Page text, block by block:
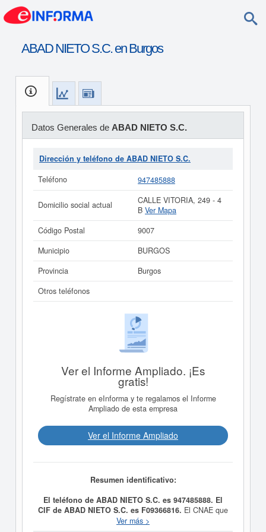
ABAD NIETO S.C. en Burgos
Datos Generales de ABAD NIETO S.C.
Dirección y teléfono de ABAD NIETO S.C.
Teléfono
947485888
Domicilio social actual
CALLE VITORIA, 249 - 4
B Ver Mapa
Código Postal
9007
Municipio
BURGOS
Provincia
Burgos
Otros teléfonos
Ver el Informe Ampliado. ¡Es
gratis!
Regístrate en eInforma y te regalamos el Informe
Ampliado de esta empresa
Ver el Informe Ampliado
Resumen identificativo:
El teléfono de ABAD NIETO S.C. es 947485888. El
CIF de ABAD NIETO S.C. es F09366816. El CNAE que
tiene es 4101 - Construcción de edificios residenciales.
Ver más >